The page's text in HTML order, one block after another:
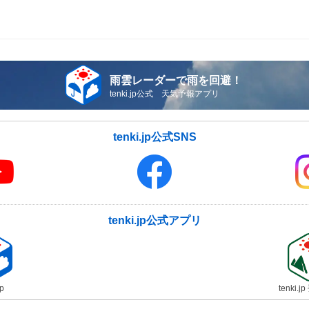
雨雲レーダーで雨を回避！
tenki.jp公式 天気予報アプリ
tenki.jp公式SNS
tenki.jp公式アプリ
tenki.jp